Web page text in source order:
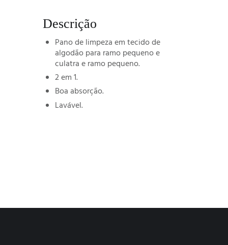
Descrição
Pano de limpeza em tecido de
algodão para ramo pequeno e
culatra e ramo pequeno.
2 em 1.
Boa absorção.
Lavável.